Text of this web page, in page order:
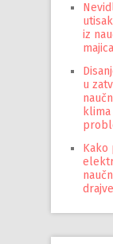
iz
u
Kako